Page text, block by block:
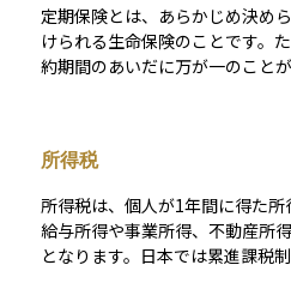
の資金準備や相続対策としても
と、払い込んだ金額よりも少な
るため、長期の視点で加入する
定期保険とは、あらかじめ決め
けられる生命保険のことです。
約期間のあいだに万が一のこと
け万が一の保障を重視したい場
く、純粋に「保障のための保険
所得税
所得税は、個人が1年間に得た所
給与所得や事業所得、不動産所
となります。日本では累進課税